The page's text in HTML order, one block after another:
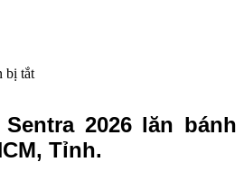
bị tắtở
2026
2026 lăn bánh
Tỉnh.